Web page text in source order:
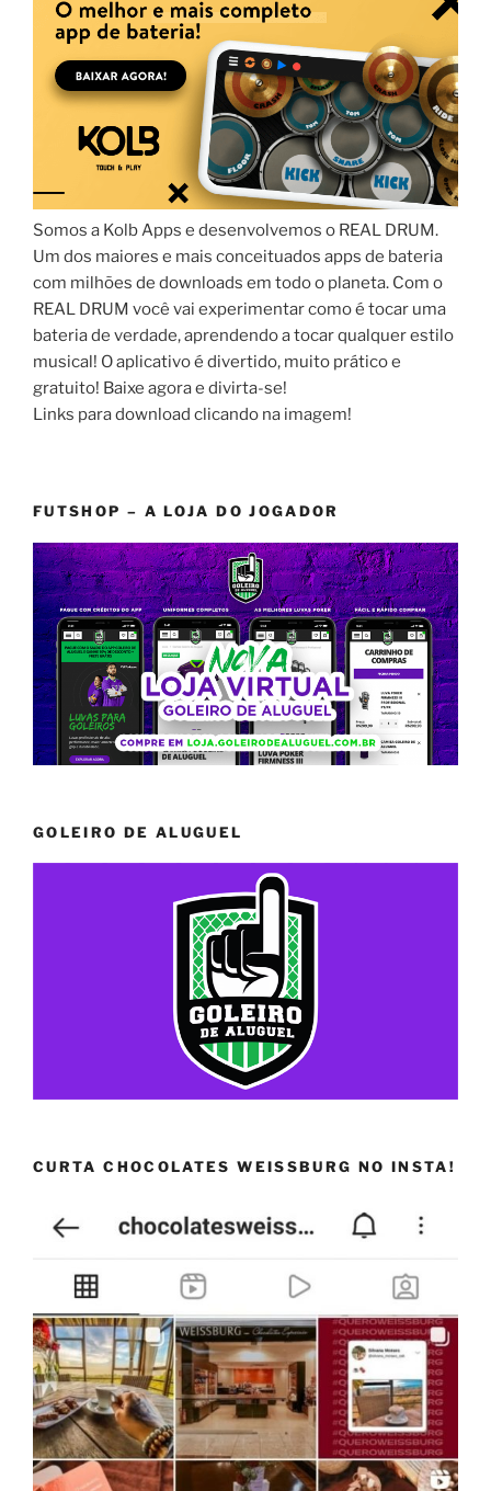
Somos a Kolb Apps e desenvolvemos o REAL DRUM.
Um dos maiores e mais conceituados apps de bateria
com milhões de downloads em todo o planeta. Com o
REAL DRUM você vai experimentar como é tocar uma
bateria de verdade, aprendendo a tocar qualquer estilo
musical! O aplicativo é divertido, muito prático e
gratuito! Baixe agora e divirta-se!
Links para download clicando na imagem!
FUTSHOP – A LOJA DO JOGADOR
GOLEIRO DE ALUGUEL
CURTA CHOCOLATES WEISSBURG NO INSTA!